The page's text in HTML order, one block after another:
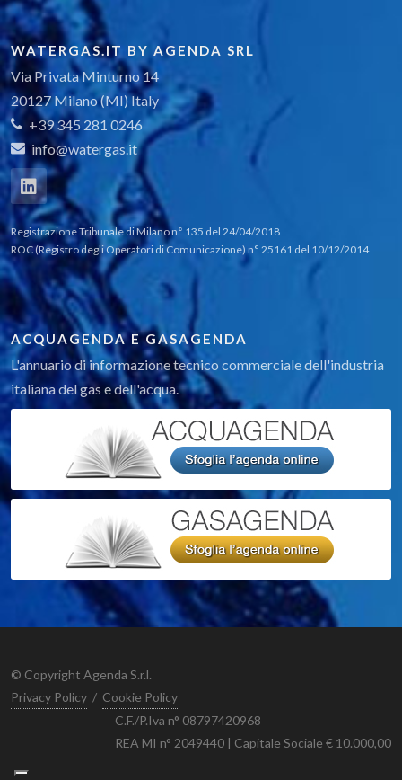
WATERGAS.IT BY AGENDA SRL
Via Privata Minturno 14
20127 Milano (MI) Italy
+39 345 281 0246
info@watergas.it
Registrazione Tribunale di Milano n° 135 del 24/04/2018
ROC (Registro degli Operatori di Comunicazione) n° 25161 del 10/12/2014
ACQUAGENDA E GASAGENDA
L'annuario di informazione tecnico commerciale dell'industria
italiana del gas e dell'acqua.
© Copyright Agenda S.r.l.
Privacy Policy / Cookie Policy
C.F./P.Iva n° 08797420968
REA MI n° 2049440 | Capitale Sociale € 10.000,00